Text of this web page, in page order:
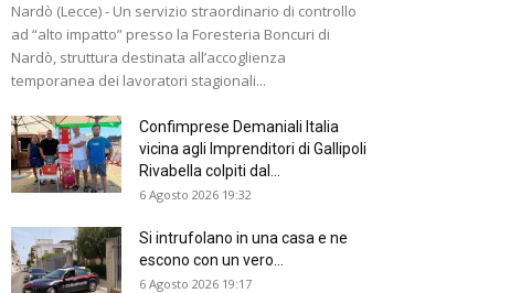
Nardò (Lecce) - Un servizio straordinario di controllo
ad “alto impatto” presso la Foresteria Boncuri di
Nardò, struttura destinata all’accoglienza
temporanea dei lavoratori stagionali...
Confimprese Demaniali Italia
vicina agli Imprenditori di Gallipoli
Rivabella colpiti dal...
6 Agosto 2026 19:32
Si intrufolano in una casa e ne
escono con un vero...
6 Agosto 2026 19:17